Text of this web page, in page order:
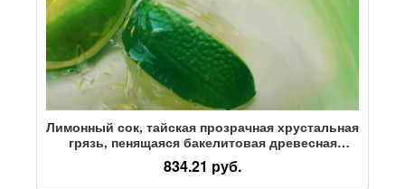
Лимонный сок, тайская прозрачная хрустальная
грязь, пенящаяся бакелитовая древесная
слизь, цветная грязевая пластилиновая
игрушка для девочек ручной работы
834.21 руб.